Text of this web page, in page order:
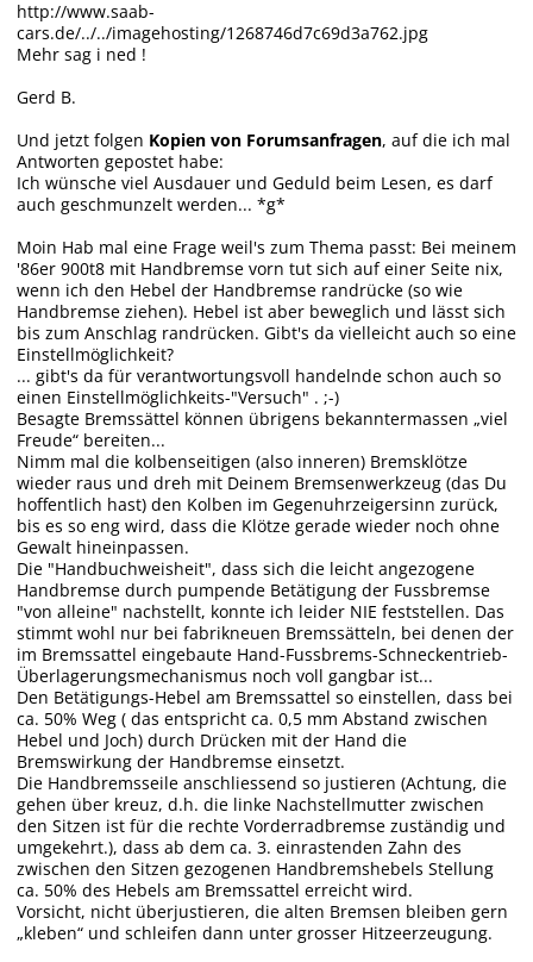
http://www.saab-
cars.de/../../imagehosting/1268746d7c69d3a762.jpg
Mehr sag i ned !
Gerd B.
Und jetzt folgen Kopien von Forumsanfragen, auf die ich mal
Antworten gepostet habe:
Ich wünsche viel Ausdauer und Geduld beim Lesen, es darf
auch geschmunzelt werden... *g*
Moin Hab mal eine Frage weil's zum Thema passt: Bei meinem
'86er 900t8 mit Handbremse vorn tut sich auf einer Seite nix,
wenn ich den Hebel der Handbremse randrücke (so wie
Handbremse ziehen). Hebel ist aber beweglich und lässt sich
bis zum Anschlag randrücken. Gibt's da vielleicht auch so eine
Einstellmöglichkeit?
... gibt's da für verantwortungsvoll handelnde schon auch so
einen Einstellmöglichkeits-"Versuch" . ;-)
Besagte Bremssättel können übrigens bekanntermassen „viel
Freude“ bereiten...
Nimm mal die kolbenseitigen (also inneren) Bremsklötze
wieder raus und dreh mit Deinem Bremsenwerkzeug (das Du
hoffentlich hast) den Kolben im Gegenuhrzeigersinn zurück,
bis es so eng wird, dass die Klötze gerade wieder noch ohne
Gewalt hineinpassen.
Die "Handbuchweisheit", dass sich die leicht angezogene
Handbremse durch pumpende Betätigung der Fussbremse
"von alleine" nachstellt, konnte ich leider NIE feststellen. Das
stimmt wohl nur bei fabrikneuen Bremssätteln, bei denen der
im Bremssattel eingebaute Hand-Fussbrems-Schneckentrieb-
Überlagerungsmechanismus noch voll gangbar ist...
Den Betätigungs-Hebel am Bremssattel so einstellen, dass bei
ca. 50% Weg ( das entspricht ca. 0,5 mm Abstand zwischen
Hebel und Joch) durch Drücken mit der Hand die
Bremswirkung der Handbremse einsetzt.
Die Handbremsseile anschliessend so justieren (Achtung, die
gehen über kreuz, d.h. die linke Nachstellmutter zwischen
den Sitzen ist für die rechte Vorderradbremse zuständig und
umgekehrt.), dass ab dem ca. 3. einrastenden Zahn des
zwischen den Sitzen gezogenen Handbremshebels Stellung
ca. 50% des Hebels am Bremssattel erreicht wird.
Vorsicht, nicht überjustieren, die alten Bremsen bleiben gern
„kleben“ und schleifen dann unter grosser Hitzeerzeugung.